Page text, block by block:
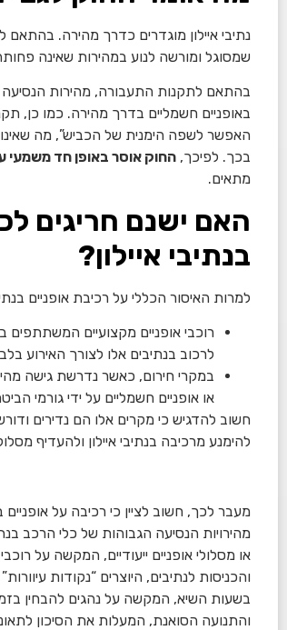
נתיבי איילון מוגדרים כדרך מהירה.
שמסוגל ומורשה לנוע במהירות שאינה פחותה מזו
האפשר לשפה הימנית של הכביש”, מה שאינו
בכך. לפיכך, החוק אוסר באופן חד משמעי
מתאים.
האם ישנם חריגים
בנתיבי איילון?
למרות האיסור הכללי על רכיבת אופניים
רוכבי אופניים מקצועיים המשתתפים
לרכוב בנתיבים אלו לצורך האירוע
במקרי חירום, כאשר נדרשת גישה
או אופניים חשמליים על ידי גורמי
חשוב להדגיש כי מקרים אלו הם נדירים
להימנע מרכיבה בנתיבי איילון ולהעדיף
מעבר לכך, חשוב לציין כי רכיבה על אופניים
מהירויות הנסיעה הגבוהות של כלי הרכב
או מסלולי אופניים ייעודיים, המקשה על
והכניסות לנתיבים, היוצרים “נקודות
בשעות השיא, המקשה על נהגים להבחין בזמן
והתנועה הסואנת, המעלות את הסיכון